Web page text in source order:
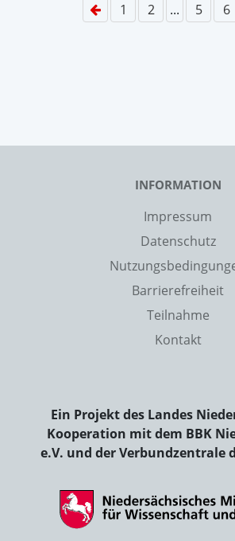
1 2 ... 5 6
INFORMATION
Impressum
Datenschutz
Barrierefreiheit
Teilnahme
Kontakt
Ein Projekt des Landes
Kooperation mit dem BBK
e.V. und der Verbundzentrale